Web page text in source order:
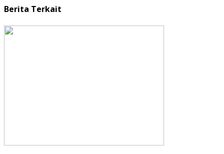
Berita Terkait